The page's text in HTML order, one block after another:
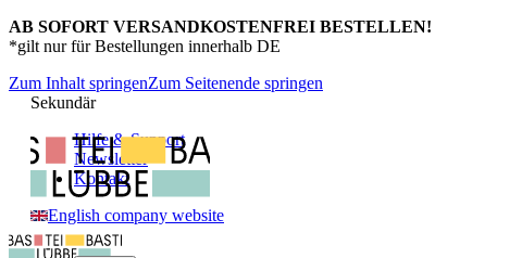
AB SOFORT VERSANDKOSTENFREI BESTELLEN!
*gilt nur für Bestellungen innerhalb DE
Zum Inhalt springenZum Seitenende springen
Sekundär
Hilfe & Support
Newsletter
Kontakt
English company website